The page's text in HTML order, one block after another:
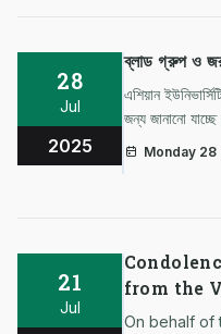
28
Jul
2025
ব্লাড গ্রুপ ও
এশিয়ান
জন্য জানানো
যোগাযোগের জন্য
শিক্ষার্থীদের
Monday 28
21
Jul
from the
On behalf of